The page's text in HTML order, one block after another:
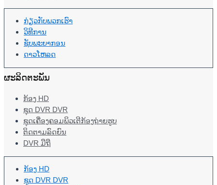
ກ່ຽວກັບພວກເຮົາ
ວິທີການ
ຊັບພະຍາກອນ
ດາວໂຫລດ
ຜະລິດຕະພັນ
ກ້ອງ HD
ຊຸດ DVR DVR
ຊຸດເຄື່ອງຄອມພິວເຕີກ້ອງຖ່າຍຮູບ
ຕິດຕາມລົດຍົນ
DVR ມືຖື
ກ້ອງ HD
ຊຸດ DVR DVR